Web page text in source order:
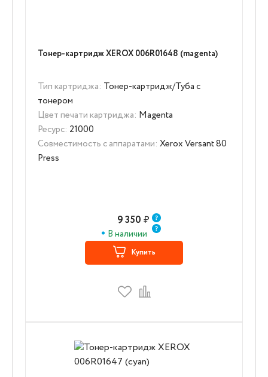
Тонер-картридж XEROX 006R01648 (magenta)
Тип картриджа: Тонер-картридж/Туба с
тонером
Цвет печати картриджа: Magenta
Ресурс: 21000
Совместимость с аппаратами: Xerox Versant 80
Press
9 350 ₽
В наличии
Купить